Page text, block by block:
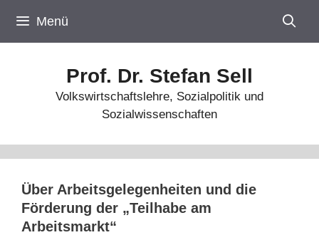
Inhalt
springen
Menü
Prof. Dr. Stefan Sell
Volkswirtschaftslehre, Sozialpolitik und
Sozialwissenschaften
Über Arbeitsgelegenheiten und die
Förderung der „Teilhabe am
Arbeitsmarkt“